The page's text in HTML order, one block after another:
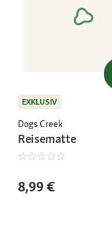
EXKLUSIV
Dogs Creek
Reisematte
8,99 €